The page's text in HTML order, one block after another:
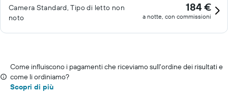
Camera Standard, Tipo di letto non
noto
184 €
a notte, con commissioni
Come influiscono i pagamenti che riceviamo sull'ordine dei risultati e
come li ordiniamo?
Scopri di più